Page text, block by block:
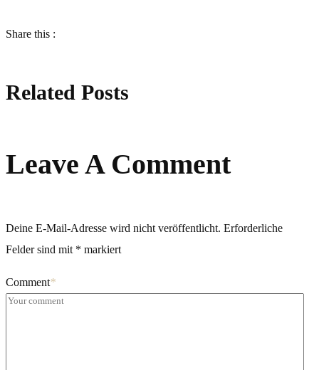
Share this :
Related Posts
Leave A Comment
Deine E-Mail-Adresse wird nicht veröffentlicht. Erforderliche
Felder sind mit * markiert
Comment*